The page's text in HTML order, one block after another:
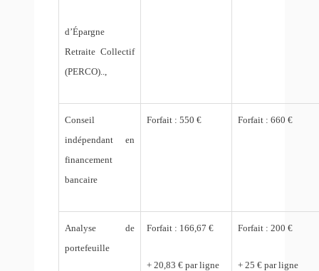
d’Épargne
Retraite Collectif
(PERCO)..,
Conseil
indépendant en
financement
bancaire
Forfait : 550 € Forfait : 660 €
Analyse de
portefeuille
Forfait : 166,67 €
+ 20,83 € par ligne
Forfait : 200 €
+ 25 € par ligne